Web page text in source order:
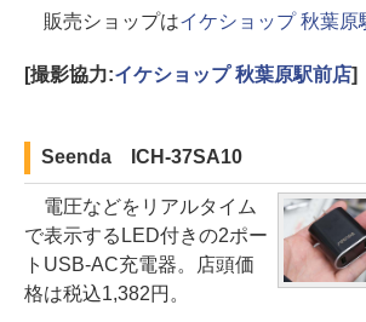
販売ショップはイケショップ 秋葉原
[撮影協力:イケショップ 秋葉原駅前店]
Seenda ICH-37SA10
電圧などをリアルタイム
で表示するLED付きの2ポー
トUSB-AC充電器。店頭価
格は税込1,382円。